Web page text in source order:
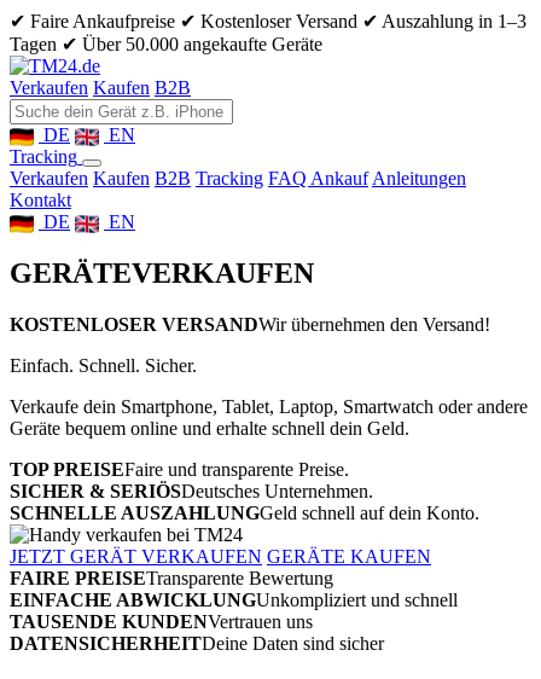
✔ Faire Ankaufpreise ✔ Kostenloser Versand ✔ Auszahlung in 1–3
Tagen ✔ Über 50.000 angekaufte Geräte
Verkaufen Kaufen B2B
DE
EN
Tracking
Verkaufen Kaufen B2B Tracking FAQ Ankauf Anleitungen
Kontakt
DE
EN
GERÄTEVERKAUFEN
KOSTENLOSER VERSANDWir übernehmen den Versand!
Einfach. Schnell. Sicher.
Verkaufe dein Smartphone, Tablet, Laptop, Smartwatch oder andere
Geräte bequem online und erhalte schnell dein Geld.
TOP PREISEFaire und transparente Preise.
SICHER & SERIÖSDeutsches Unternehmen.
SCHNELLE AUSZAHLUNGGeld schnell auf dein Konto.
JETZT GERÄT VERKAUFEN GERÄTE KAUFEN
FAIRE PREISETransparente Bewertung
EINFACHE ABWICKLUNGUnkompliziert und schnell
TAUSENDE KUNDENVertrauen uns
DATENSICHERHEITDeine Daten sind sicher